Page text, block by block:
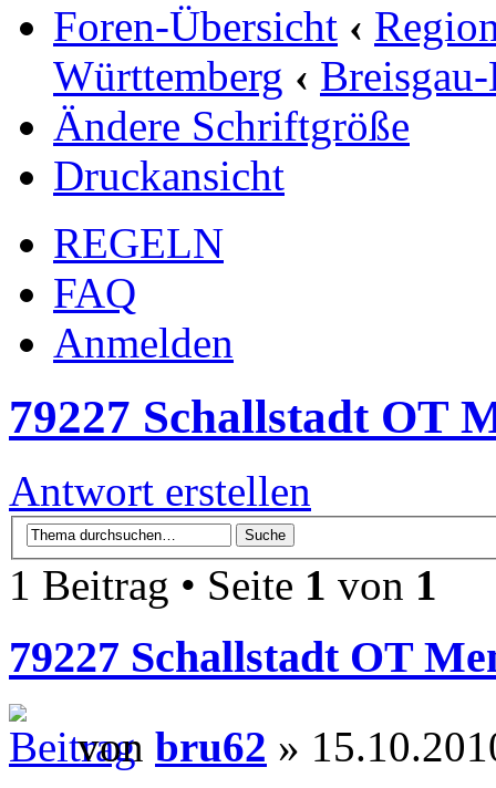
Foren-Übersicht ‹
Württemberg ‹
Ändere Schriftgröße
Druckansicht
REGELN
FAQ
Anmelden
79227 Schallstadt OT
Antwort erstellen
1 Beitrag • Seite 1 von 1
79227 Schallstadt OT
von bru62 »